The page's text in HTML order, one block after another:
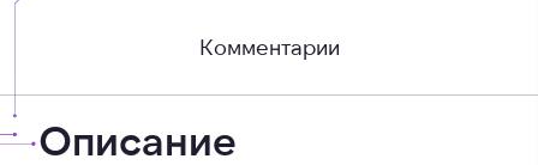
Комментарии
Описание